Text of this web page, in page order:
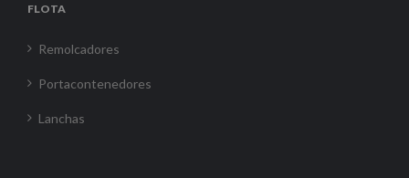
FLOTA
Remolcadores
Portacontenedores
Lanchas